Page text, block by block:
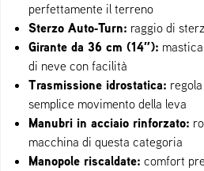
perfettamente il terreno
Sterzo Auto‑Turn: raggio di
Girante da 36 cm (14″):
di neve con facilità
Trasmissione idrostatica:
semplice movimento della leva
Manubri in acciaio rinforzato:
macchina di questa categoria
Manopole riscaldate: comfort